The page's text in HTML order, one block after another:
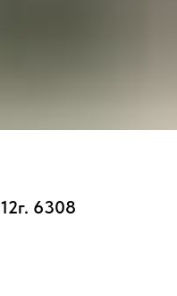
6308